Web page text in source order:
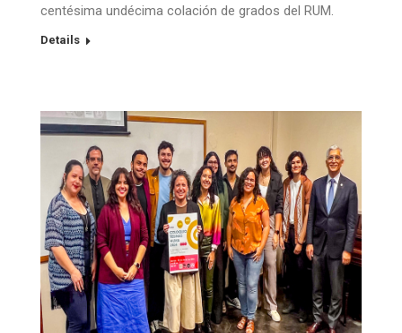
centésima undécima colación de grados del RUM.
Details